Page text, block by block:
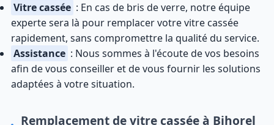
Vitre cassée : En cas de bris de verre, notre équipe
experte sera là pour remplacer votre vitre cassée
rapidement, sans compromettre la qualité du service.
Assistance : Nous sommes à l'écoute de vos besoins
afin de vous conseiller et de vous fournir les solutions
adaptées à votre situation.
Remplacement de vitre cassée à Bihorel